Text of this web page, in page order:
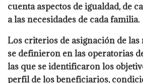
cuenta aspectos de igualdad, de
a las necesidades de cada familia.
Los criterios de asignación de las
se definieron en las operatorias
las que se identificaron los
perfil de los beneficiarios,